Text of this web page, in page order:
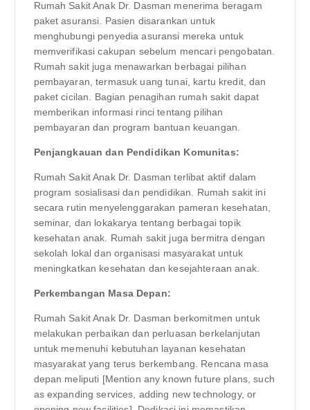
Rumah Sakit Anak Dr. Dasman menerima beragam
paket asuransi. Pasien disarankan untuk
menghubungi penyedia asuransi mereka untuk
memverifikasi cakupan sebelum mencari pengobatan.
Rumah sakit juga menawarkan berbagai pilihan
pembayaran, termasuk uang tunai, kartu kredit, dan
paket cicilan. Bagian penagihan rumah sakit dapat
memberikan informasi rinci tentang pilihan
pembayaran dan program bantuan keuangan.
Penjangkauan dan Pendidikan Komunitas:
Rumah Sakit Anak Dr. Dasman terlibat aktif dalam
program sosialisasi dan pendidikan. Rumah sakit ini
secara rutin menyelenggarakan pameran kesehatan,
seminar, dan lokakarya tentang berbagai topik
kesehatan anak. Rumah sakit juga bermitra dengan
sekolah lokal dan organisasi masyarakat untuk
meningkatkan kesehatan dan kesejahteraan anak.
Perkembangan Masa Depan:
Rumah Sakit Anak Dr. Dasman berkomitmen untuk
melakukan perbaikan dan perluasan berkelanjutan
untuk memenuhi kebutuhan layanan kesehatan
masyarakat yang terus berkembang. Rencana masa
depan meliputi [Mention any known future plans, such
as expanding services, adding new technology, or